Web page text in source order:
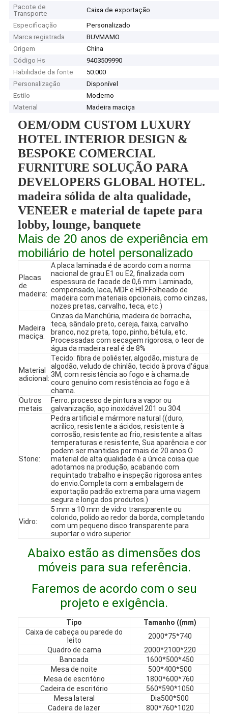
Produtos
Vídeos
Espetáculo VR
Sobre Nós
Visita à fábrica
Controle de Qualidade
Contacte-nos
Casos
Perguntas frequentes
Converse agora
Pacote de
Transporte
Caixa de exportação
Especificação
Personalizado
Marca registrada
BUVMAMO
Origem
China
Código Hs
9403509990
Habilidade da fonte
50.000
Personalização
Disponível
Estilo
Moderno
Material
Madeira maciça
OEM/ODM CUSTOM LUXURY
HOTEL INTERIOR DESIGN &
BESPOKE COMERCIAL
FURNITURE SOLUÇÃO PARA
DEVELOPERS GLOBAL HOTEL.
madeira sólida de alta qualidade,
VENEER e material de tapete para
lobby, lounge, banquete
Mais de 20 anos de experiência em
mobiliário de hotel personalizado
Placas
de
madeira:
A placa laminada é de acordo com a norma
nacional de grau E1 ou E2, finalizada com
espessura de facade de 0,6 mm. Laminado,
compensado, laca, MDF e HDF.Folheado de
madeira com materiais opcionais, como cinzas,
nozes pretas, carvalho, teca, etc.)
Madeira
maciça:
Cinzas da Manchúria, madeira de borracha,
teca, sândalo preto, cereja, faixa, carvalho
branco, noz preta, topo, pinho, bétula, etc.
Processadas com secagem rigorosa, o teor de
água da madeira real é de 8%
Material
adicional:
Tecido: fibra de poliéster, algodão, mistura de
algodão, veludo de chinlão, tecido à prova d'água
3M, com resistência ao fogo e à chama.de
couro genuíno com resistência ao fogo e à
chama.
Outros
metais:
Ferro: processo de pintura a vapor ou
galvanização, aço inoxidável 201 ou 304.
Stone:
Pedra artificial e mármore natural ((duro,
acrílico, resistente a ácidos, resistente à
corrosão, resistente ao frio, resistente a altas
temperaturas e resistente, Sua aparência e cor
podem ser mantidas por mais de 20 anos.O
material de alta qualidade é a única coisa que
adotamos na produção, acabando com
requintado trabalho e inspeção rigorosa antes
do envio.Completa com a embalagem de
exportação padrão extrema para uma viagem
segura e longa dos produtos.)
Vidro:
5 mm a 10 mm de vidro transparente ou
colorido, polido ao redor da borda, completando
com um pequeno disco transparente para
suportar o vidro superior.
Abaixo estão as dimensões dos
móveis para sua referência.
Faremos de acordo com o seu
projeto e exigência.
Tipo
Tamanho ((mm)
Caixa de cabeça ou parede do
leito
2000*75*740
Quadro de cama
2000*2100*220
Bancada
1600*500*450
Mesa de noite
500*400*500
Mesa de escritório
1800*600*760
Cadeira de escritório
560*590*1050
Mesa lateral
Dia500*500
Cadeira de lazer
800*760*1020